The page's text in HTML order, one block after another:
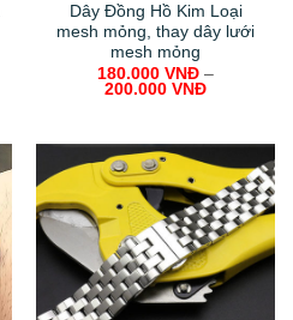
Dây Đồng Hồ Kim Loại
mesh mỏng, thay dây lưới
mesh mỏng
180.000 VNĐ –
200.000 VNĐ